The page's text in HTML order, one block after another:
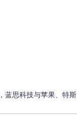
蓝思科技与苹果、特斯